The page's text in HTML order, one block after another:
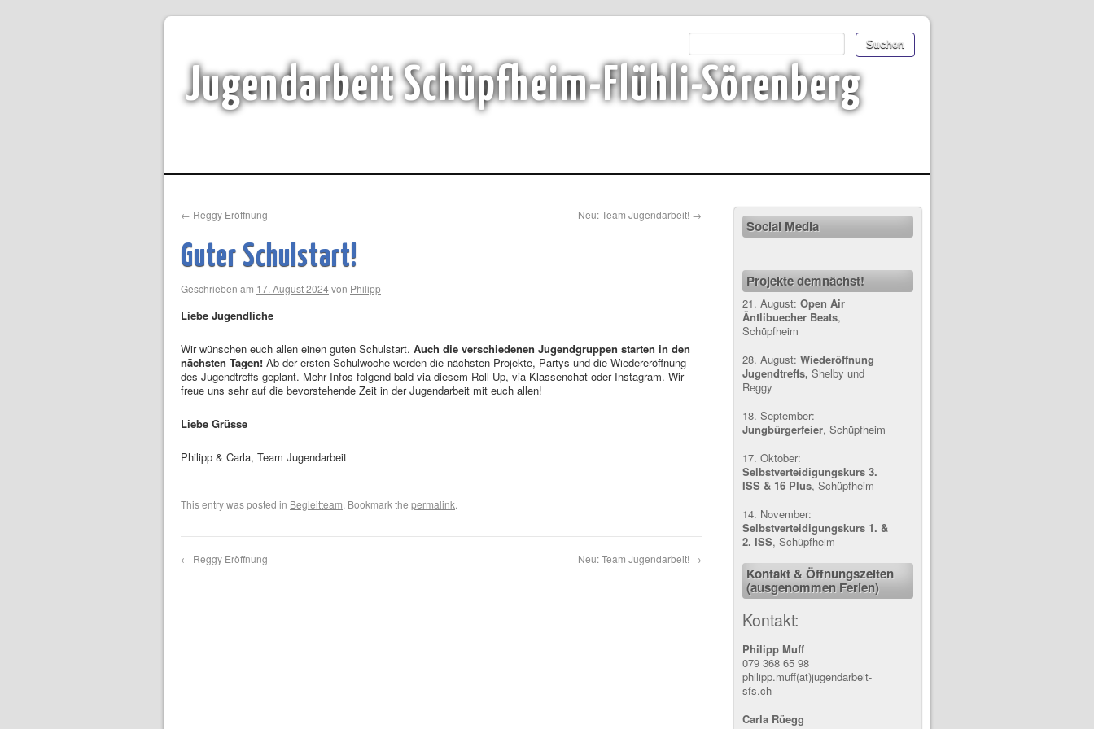
Jugendarbeit Schüpfheim-Flühli-Sörenberg
← Reggy Eröffnung Neu: Team Jugendarbeit! →
Guter Schulstart!
Geschrieben am 17. August 2024von Philipp
Liebe Jugendliche
Wir wünschen euch allen einen guten Schulstart. Auch die verschiedenen Jugendgruppen starten in den
nächsten Tagen! Ab der ersten Schulwoche werden die nächsten Projekte, Partys und die Wiedereröffnung
des Jugendtreffs geplant. Mehr Infos folgend bald via diesem Roll-Up, via Klassenchat oder Instagram. Wir
freue uns sehr auf die bevorstehende Zeit in der Jugendarbeit mit euch allen!
Liebe Grüsse
Philipp & Carla, Team Jugendarbeit
This entry was posted in Begleitteam. Bookmark the permalink.
← Reggy Eröffnung Neu: Team Jugendarbeit! →
Social Media
Projekte demnächst!
21. August: Open Air
Äntlibuecher Beats,
Schüpfheim
28. August: Wiederöffnung
Jugendtreffs, Shelby und
Reggy
18. September:
Jungbürgerfeier, Schüpfheim
17. Oktober:
Selbstverteidigungskurs 3.
ISS & 16 Plus, Schüpfheim
14. November:
Selbstverteidigungskurs 1. &
2. ISS, Schüpfheim
Kontakt & Öffnungszeiten
(ausgenommen Ferien)
Kontakt:
Philipp Muff
079 368 65 98
philipp.muff(at)jugendarbeit-
sfs.ch
Carla Rüegg